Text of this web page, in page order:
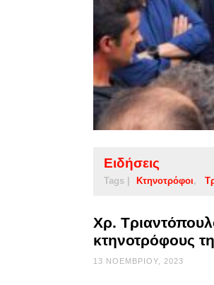
Ειδήσεις
Tags | Κτηνοτρόφοι
Χρ.
κτηνοτρόφους
13 ΝΟΕΜΒΡΊΟΥ, 2023